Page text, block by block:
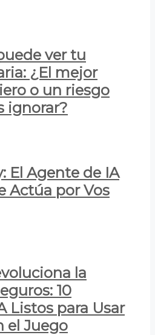
ver tu
¿El mejor
o un riesgo
ignorar?
El Agente de IA
Actúa por Vos
la
10
Listos para Usar
el Juego